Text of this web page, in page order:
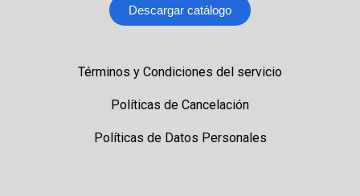
Descargar catálogo
Términos y Condiciones del servicio
Políticas de Cancelación
Políticas de Datos Personales